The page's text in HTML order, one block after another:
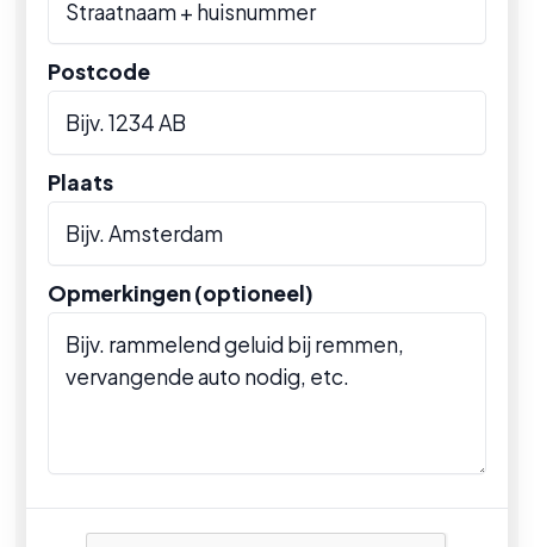
Postcode
Plaats
Opmerkingen (optioneel)